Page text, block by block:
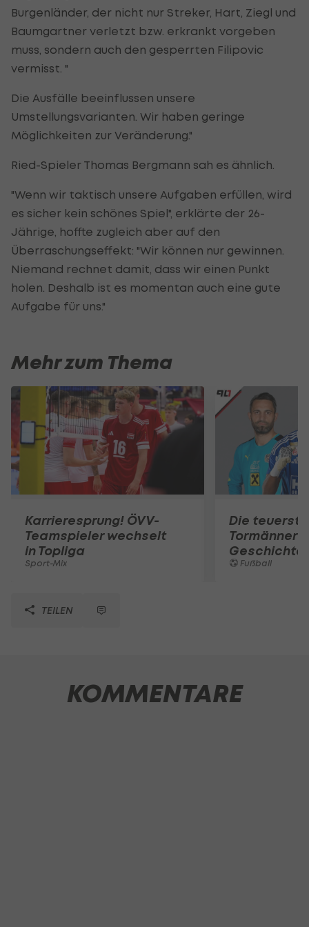
Burgenländer, der nicht nur Streker, Hart, Ziegl und
Baumgartner verletzt bzw. erkrankt vorgeben
muss, sondern auch den gesperrten Filipovic
vermisst. "
Die Ausfälle beeinflussen unsere
Umstellungsvarianten. Wir haben geringe
Möglichkeiten zur Veränderung."
Ried-Spieler Thomas Bergmann sah es ähnlich.
"Wenn wir taktisch unsere Aufgaben erfüllen, wird
es sicher kein schönes Spiel", erklärte der 26-
Jährige, hoffte zugleich aber auf den
Überraschungseffekt: "Wir können nur gewinnen.
Niemand rechnet damit, dass wir einen Punkt
holen. Deshalb ist es momentan auch eine gute
Aufgabe für uns."
Mehr zum Thema
Karrieresprung! ÖVV-
Teamspieler wechselt
in Topliga
Sport-Mix
Die
Tormänner
Geschichte
Fußball
TEILEN
KOMMENTARE